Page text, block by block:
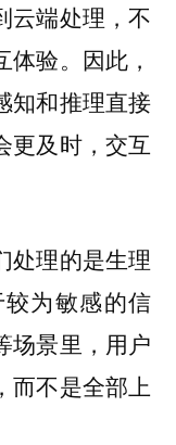
云端处理，不
验。因此，
知和推理直接
更及时，交互
处理的是生理
为敏感的信
场景里，用户
而不是全部上